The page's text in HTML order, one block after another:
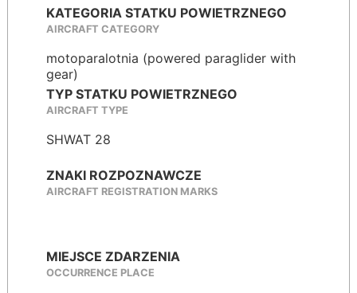
KATEGORIA STATKU POWIETRZNEGO
AIRCRAFT CATEGORY
motoparalotnia (powered paraglider with
gear)
TYP STATKU POWIETRZNEGO
AIRCRAFT TYPE
SHWAT 28
ZNAKI ROZPOZNAWCZE
AIRCRAFT REGISTRATION MARKS
MIEJSCE ZDARZENIA
OCCURRENCE PLACE